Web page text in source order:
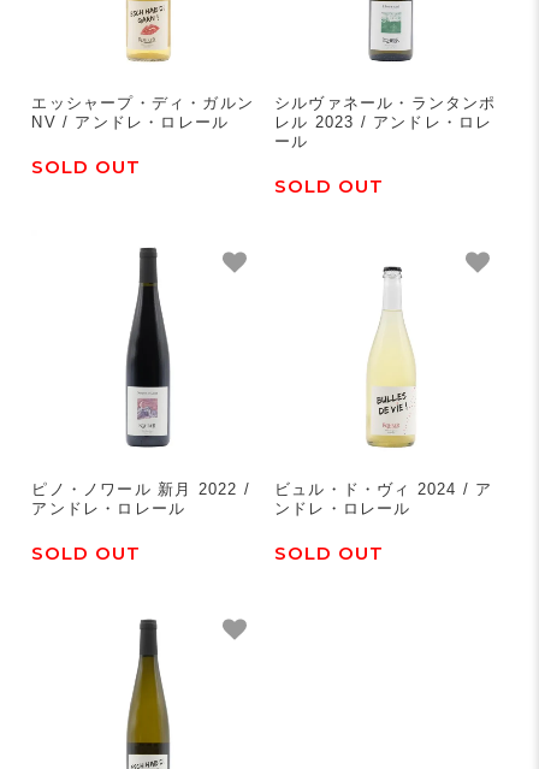
エッシャープ・ディ・ガルン
NV / アンドレ・ロレール
SOLD OUT
シルヴァネール・ランタンポ
レル 2023 / アンドレ・ロレ
ール
SOLD OUT
ピノ・ノワール 新月 2022 /
アンドレ・ロレール
SOLD OUT
ビュル・ド・ヴィ 2024 / ア
ンドレ・ロレール
SOLD OUT